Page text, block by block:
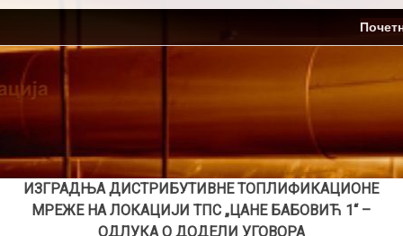
Skip
content
ИЗГРАДЊА ДИСТРИБУТИВНЕ ТОПЛИФИКАЦИОНЕ
МРЕЖЕ НА ЛОКАЦИЈИ ТПС „ЦАНЕ БАБОВИЋ 1“ –
ОДЛУКА О ДОДЕЛИ УГОВОРА